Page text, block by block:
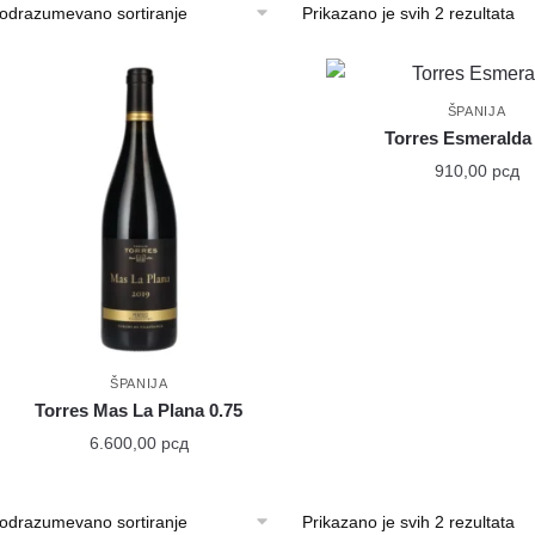
Prikazano je svih 2 rezultata
ŠPANIJA
Torres Mas La Plana 0.75
6.600,00 рсд
ŠPANIJA
Torres Esmeralda
910,00 рсд
Prikazano je svih 2 rezultata